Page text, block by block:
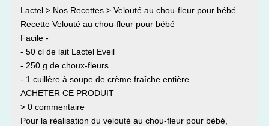
Lactel > Nos Recettes > Velouté au chou-fleur pour bébé
Recette Velouté au chou-fleur pour bébé
Facile -
- 50 cl de lait Lactel Eveil
- 250 g de choux-fleurs
- 1 cuillère à soupe de crème fraîche entière
ACHETER CE PRODUIT
> 0 commentaire
Pour la réalisation du velouté au chou-fleur pour bébé,